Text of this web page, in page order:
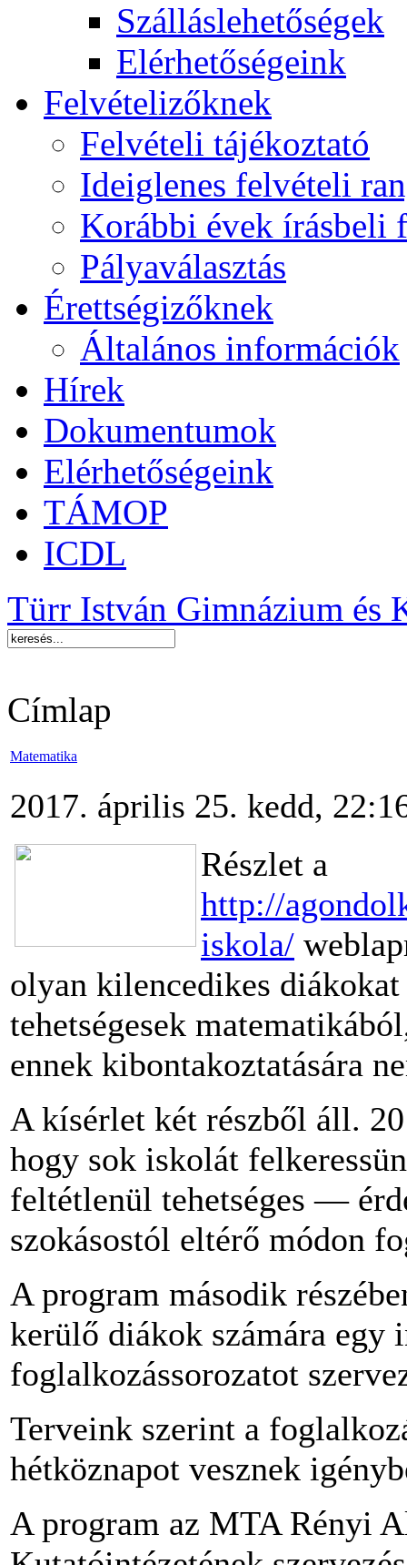
Szálláslehetőségek
Elérhetőségeink
Felvételizőknek
Felvételi tájékoztató
Ideiglenes felvételi
Korábbi évek írásbeli
Pályaválasztás
Érettségizőknek
Általános információk
Hírek
Dokumentumok
Elérhetőségeink
TÁMOP
ICDL
Türr István Gimnázium és
Címlap
Matematika
2017. április 25. kedd,
Részlet a
http://
iskola/
olyan kilencedikes
tehetségesek
ennek kibontakoztatására
A kísérlet két részből áll.
hogy sok iskolát
feltétlenül tehetséges —
szokásostól eltérő módon
A program második
kerülő diákok számára egy
foglalkozássorozatot
Terveink szerint a
hétköznapot vesznek
A program az MTA Rényi